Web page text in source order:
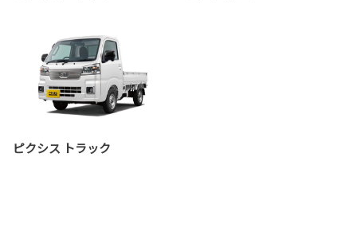
ピクシス トラック